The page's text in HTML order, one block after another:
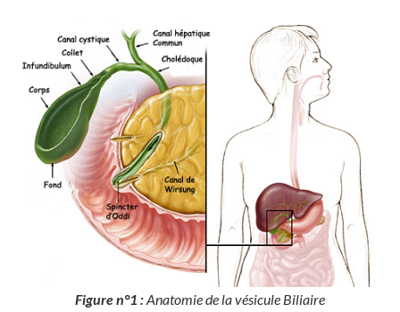
Figure n°1 :Anatomie de la vésicule Biliaire